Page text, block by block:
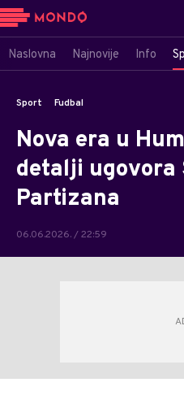
Naslovna Najnovije Info
Sport Fudbal
Nova era u
detalji ugovora
Partizana
06.06.2026. / 22:59